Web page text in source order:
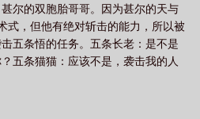
笔趣阁 咒术界的泥石流观影体 咒术界的
咒术界的泥石流免费 咒术界的泥石
阅读 咒术界的泥石流免费观看 咒术界的
尔的双胞胎哥哥。因为甚尔的天与
式，但他有绝对斩击的能力，所以被
五条悟的任务。五条长老：是不是
五条猫猫：应该不是，袭击我的人
袭击我的人啊！五条长老：也许你